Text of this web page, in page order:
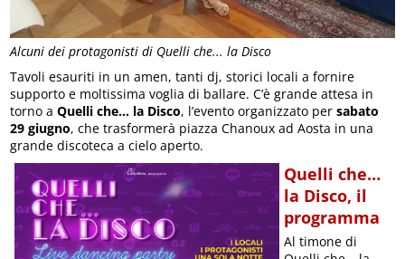
Alcuni dei protagonisti di Quelli che... la Disco
Tavoli esauriti in un amen, tanti dj, storici locali a fornire
supporto e moltissima voglia di ballare. C’è grande attesa in
torno aQuelli che… la Disco, l’evento organizzato persabato
29 giugno, che trasformerà piazza Chanoux ad Aosta in una
grande discoteca a cielo aperto.
Quelli che…
la Disco, il
programma
Al timone di